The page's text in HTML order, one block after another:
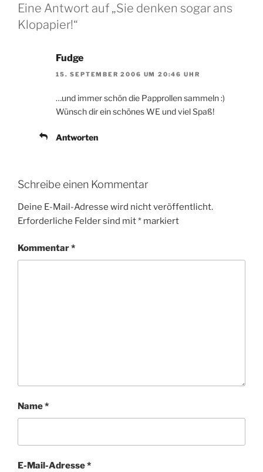
Eine Antwort auf „Sie denken sogar ans
Klopapier!“
Fudge
15. SEPTEMBER 2006 UM 20:46 UHR
…und immer schön die Papprollen sammeln :)
Wünsch dir ein schönes WE und viel Spaß!
Antworten
Schreibe einen Kommentar
Deine E-Mail-Adresse wird nicht veröffentlicht.
Erforderliche Felder sind mit* markiert
Kommentar*
Name*
E-Mail-Adresse*